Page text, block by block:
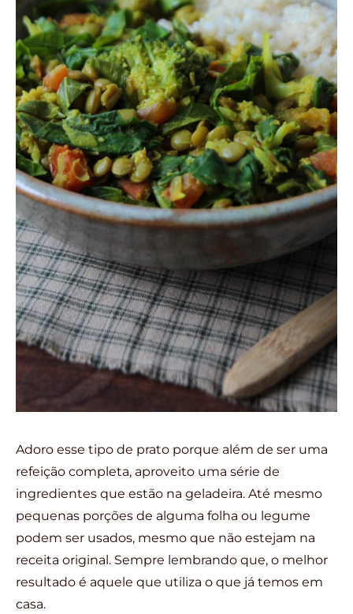
Adoro esse tipo de prato porque além de ser uma
refeição completa, aproveito uma série de
ingredientes que estão na geladeira. Até mesmo
pequenas porções de alguma folha ou legume
podem ser usados, mesmo que não estejam na
receita original. Sempre lembrando que, o melhor
resultado é aquele que utiliza o que já temos em
casa.